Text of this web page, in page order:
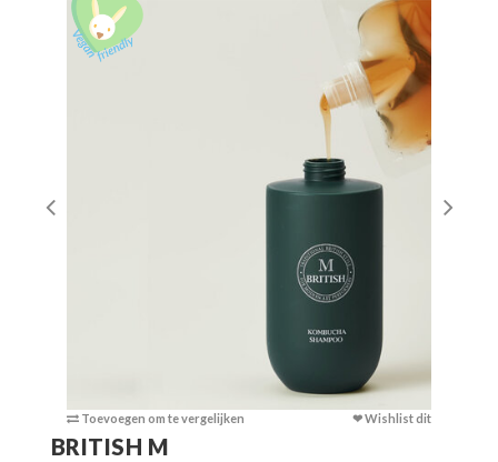
Toevoegen om te vergelijken ❤ Wishlist dit
BRITISH M